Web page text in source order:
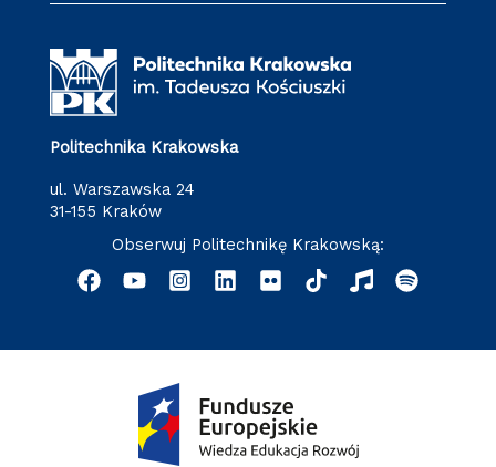
Politechnika Krakowska
ul. Warszawska 24
31-155 Kraków
Obserwuj Politechnikę Krakowską: